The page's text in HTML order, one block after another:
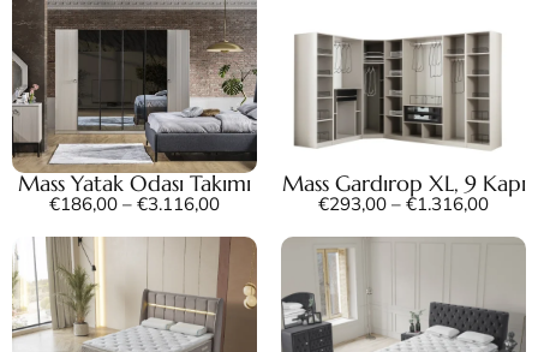
Mass Yatak Odası Takımı
€186,00 – €3.116,00
Mass Gardırop XL, 9 Kapı
€293,00 – €1.316,00